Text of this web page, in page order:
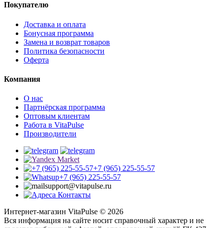
Покупателю
Доставка и оплата
Бонусная программа
Замена и возврат товаров
Политика безопасности
Оферта
Компания
О нас
Партнёрская программа
Оптовым клиентам
Работа в VitaPulse
Производители
+7 (965) 225-55-57
+7 (965) 225-55-57
support@vitapulse.ru
Контакты
Интернет-магазин VitaPulse © 2026
Вся информация на сайте носит справочный характер и не